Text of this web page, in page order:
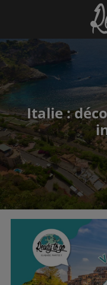
Italie :